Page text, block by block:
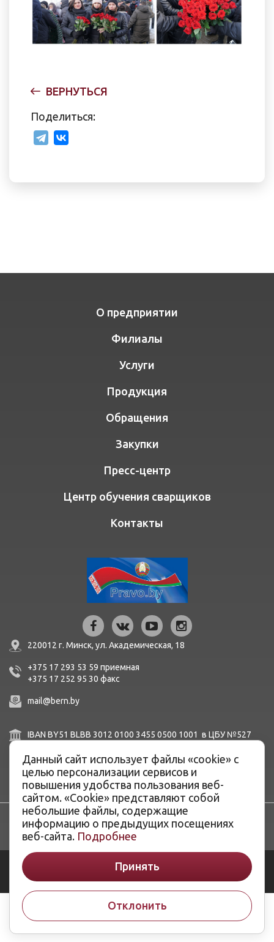
ВЕРНУТЬСЯ
Поделиться:
О предприятии
Филиалы
Услуги
Продукция
Обращения
Закупки
Пресс-центр
Центр обучения сварщиков
Контакты
220012 г. Минск, ул. Академическая, 18
+375 17 293 53 59 приемная
+375 17 252 95 30 факc
mail@bern.by
IBAN BY51 BLBB 3012 0100 3455 0500 1001 в ЦБУ №527
8Н,
BIC BLBBBY2X
© ОАО «Белэнергоремналадка», 2026
Данный сайт использует файлы «cookie» с
целью персонализации сервисов и
повышения удобства пользования веб-
сайтом. «Cookie» представляют собой
небольшие файлы, содержащие
информацию о предыдущих посещениях
веб-сайта. Подробнее
Принять
Отклонить